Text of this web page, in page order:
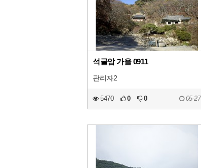
석굴암 가을 0911
관리자2
5470 0 0 05-27